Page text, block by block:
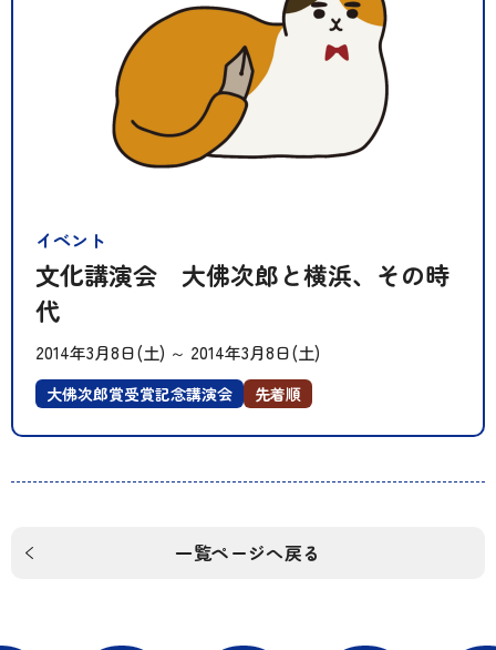
文化講演会 大佛次郎と横浜、その時
代
イベント
2014年3月8日(土) ～ 2014年3月8日(土)
大佛次郎賞受賞記念講演会 先着順
一覧ページへ戻る